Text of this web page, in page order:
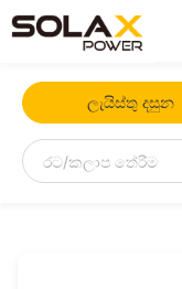
ලැයිස්තු දසුන